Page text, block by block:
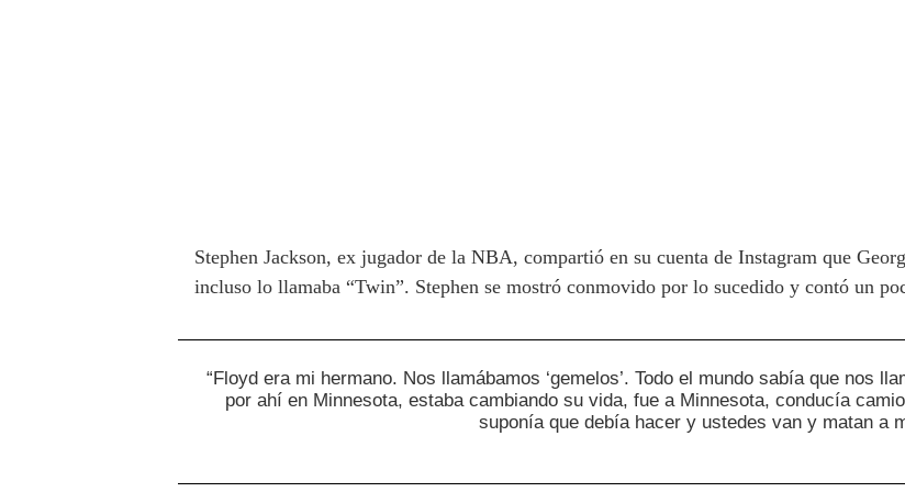
Stephen Jackson, ex jugador de la NBA, compartió en su cuenta de Instagram que
incluso lo llamaba “Twin”. Stephen se mostró conmovido por lo sucedido y contó un
“Floyd era mi hermano. Nos llamábamos ‘gemelos’. Todo el mundo sabía que nos
por ahí en Minnesota, estaba cambiando su vida, fue a Minnesota, conducía
suponía que debía hacer y ustedes van y matan a